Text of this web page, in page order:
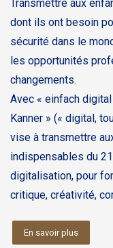
Transmettre aux
dont ils ont besoin
sécurité dans le
les opportunités
changements.
Avec « einfach
Kanner » (« digital,
vise à transmettre
indispensables du
digitalisation, pour
critique, créativité,
En savoir plus